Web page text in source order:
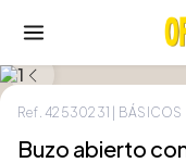
Ref.42530231 | BÁSICOS
Buzo abierto